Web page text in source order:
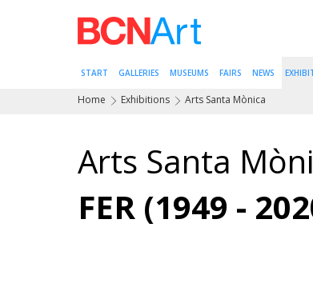
START GALLERIES MUSEUMS FAIRS NEWS
Home Exhibitions Arts Santa Mònica
Arts Santa
FER (1949 -